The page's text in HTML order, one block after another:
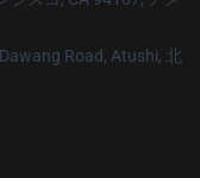
Road, Atushi, 北